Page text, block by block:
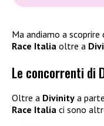
Ma andiamo a
Race Italia oltre a
Le concorrenti di
Oltre a Divinity a
Race Italia ci sono